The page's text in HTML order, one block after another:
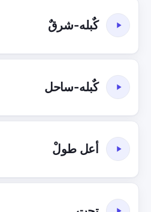
كٌبله-شرقٌ
كٌبله-ساحل
أعل طولْ